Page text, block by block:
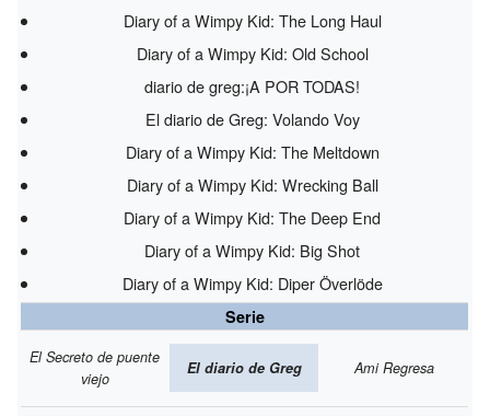
Diary of a Wimpy Kid: The Long Haul
Diary of a Wimpy Kid: Old School
diario de greg:¡A POR TODAS!
El diario de Greg: Volando Voy
Diary of a Wimpy Kid: The Meltdown
Diary of a Wimpy Kid: Wrecking Ball
Diary of a Wimpy Kid: The Deep End
Diary of a Wimpy Kid: Big Shot
Diary of a Wimpy Kid: Diper Överlöde
Serie
El Secreto de puente
viejo
El diario de Greg Ami Regresa